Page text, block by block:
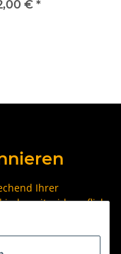
€ *
Ihrer
jederzeit widerruflich